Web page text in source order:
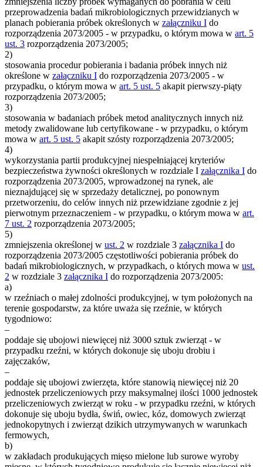
przeprowadzenia badań mikrobiologicznych przewidzianych w
planach pobierania próbek określonych w załączniku I do
rozporządzenia 2073/2005 - w przypadku, o którym mowa w art. 5
ust. 3 rozporządzenia 2073/2005;
2)
stosowania procedur pobierania i badania próbek innych niż
określone w załączniku I do rozporządzenia 2073/2005 - w
przypadku, o którym mowa w art. 5 ust. 5 akapit pierwszy-piąty
rozporządzenia 2073/2005;
3)
stosowania w badaniach próbek metod analitycznych innych niż
metody zwalidowane lub certyfikowane - w przypadku, o którym
mowa w art. 5 ust. 5 akapit szósty rozporządzenia 2073/2005;
4)
wykorzystania partii produkcyjnej niespełniającej kryteriów
bezpieczeństwa żywności określonych w rozdziale I załącznika I do
rozporządzenia 2073/2005, wprowadzonej na rynek, ale
nieznajdującej się w sprzedaży detalicznej, po ponownym
przetworzeniu, do celów innych niż przewidziane zgodnie z jej
pierwotnym przeznaczeniem - w przypadku, o którym mowa w art.
7 ust. 2 rozporządzenia 2073/2005;
5)
zmniejszenia określonej w ust. 2 w rozdziale 3 załącznika I do
rozporządzenia 2073/2005 częstotliwości pobierania próbek do
badań mikrobiologicznych, w przypadkach, o których mowa w ust.
2 w rozdziale 3 załącznika I do rozporządzenia 2073/2005:
a)
w rzeźniach o małej zdolności produkcyjnej, w tym położonych na
terenie gospodarstw, za które uważa się rzeźnie, w których
tygodniowo:
–
poddaje się ubojowi niewięcej niż 3000 sztuk zwierząt - w
przypadku rzeźni, w których dokonuje się uboju drobiu i
zajęczaków,
–
poddaje się ubojowi zwierzęta, które stanowią niewięcej niż 20
jednostek przeliczeniowych przy maksymalnej ilości 1000 jednostek
przeliczeniowych zwierząt w roku - w przypadku rzeźni, w których
dokonuje się uboju bydła, świń, owiec, kóz, domowych zwierząt
jednokopytnych i zwierząt dzikich utrzymywanych w warunkach
fermowych,
b)
w zakładach produkujących mięso mielone lub surowe wyroby